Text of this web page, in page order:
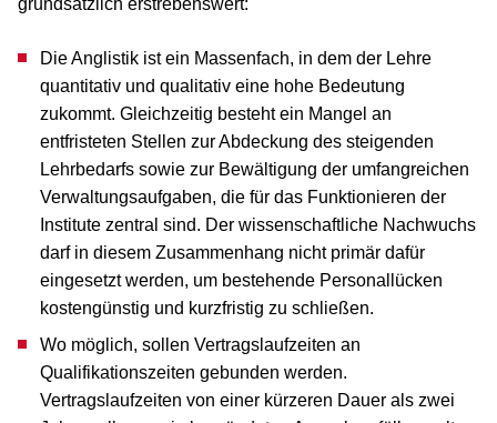
grundsätzlich erstrebenswert:
Die Anglistik ist ein Massenfach, in dem der Lehre
quantitativ und qualitativ eine hohe Bedeutung
zukommt. Gleichzeitig besteht ein Mangel an
entfristeten Stellen zur Abdeckung des steigenden
Lehrbedarfs sowie zur Bewältigung der umfangreichen
Verwaltungsaufgaben, die für das Funktionieren der
Institute zentral sind. Der wissenschaftliche Nachwuchs
darf in diesem Zusammenhang nicht primär dafür
eingesetzt werden, um bestehende Personallücken
kostengünstig und kurzfristig zu schließen.
Wo möglich, sollen Vertragslaufzeiten an
Qualifikationszeiten gebunden werden.
Vertragslaufzeiten von einer kürzeren Dauer als zwei